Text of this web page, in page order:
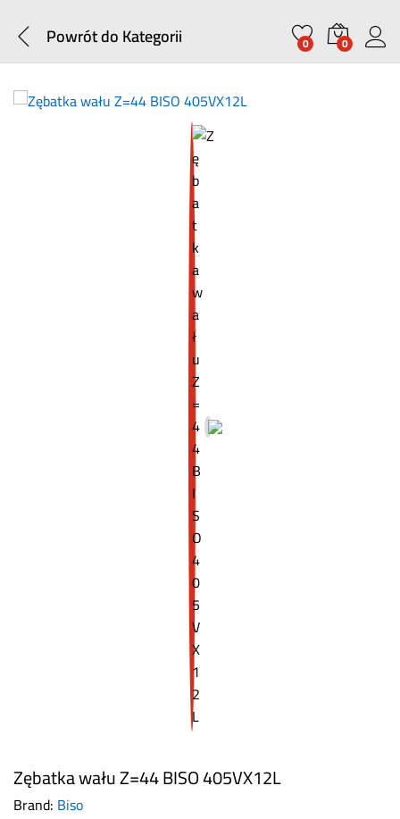
Powrót doKategorii 0 0
Zębatka wału Z=44 BISO 405VX12L
Brand: Biso